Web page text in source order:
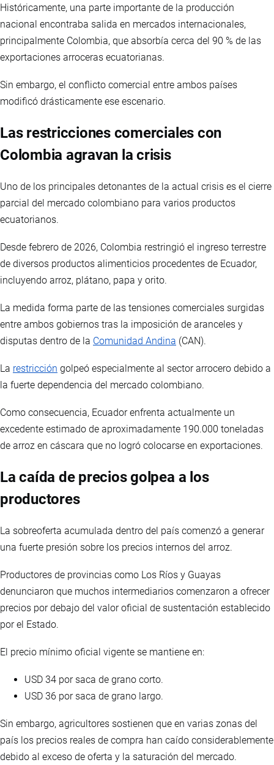
Históricamente, una parte importante de la producción
nacional encontraba salida en mercados internacionales,
principalmente Colombia, que absorbía cerca del 90 % de las
exportaciones arroceras ecuatorianas.
Sin embargo, el conflicto comercial entre ambos países
modificó drásticamente ese escenario.
Las restricciones comerciales con
Colombia agravan la crisis
Uno de los principales detonantes de la actual crisis es el cierre
parcial del mercado colombiano para varios productos
ecuatorianos.
Desde febrero de 2026, Colombia restringió el ingreso terrestre
de diversos productos alimenticios procedentes de Ecuador,
incluyendo arroz, plátano, papa y orito.
La medida forma parte de las tensiones comerciales surgidas
entre ambos gobiernos tras la imposición de aranceles y
disputas dentro de la Comunidad Andina (CAN).
La restricción golpeó especialmente al sector arrocero debido a
la fuerte dependencia del mercado colombiano.
Como consecuencia, Ecuador enfrenta actualmente un
excedente estimado de aproximadamente 190.000 toneladas
de arroz en cáscara que no logró colocarse en exportaciones.
La caída de precios golpea a los
productores
La sobreoferta acumulada dentro del país comenzó a generar
una fuerte presión sobre los precios internos del arroz.
Productores de provincias como Los Ríos y Guayas
denunciaron que muchos intermediarios comenzaron a ofrecer
precios por debajo del valor oficial de sustentación establecido
por el Estado.
El precio mínimo oficial vigente se mantiene en:
USD 34 por saca de grano corto.
USD 36 por saca de grano largo.
Sin embargo, agricultores sostienen que en varias zonas del
país los precios reales de compra han caído considerablemente
debido al exceso de oferta y la saturación del mercado.